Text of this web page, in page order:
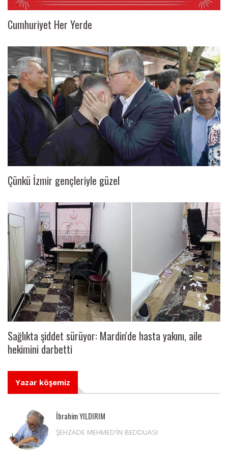
Cumhuriyet Her Yerde
Çünkü İzmir gençleriyle güzel
Sağlıkta şiddet sürüyor: Mardin'de hasta yakını, aile
hekimini darbetti
Yazar köşemiz
İbrahim YILDIRIM
ŞEHZADE MEHMED’İN BEDDUASI